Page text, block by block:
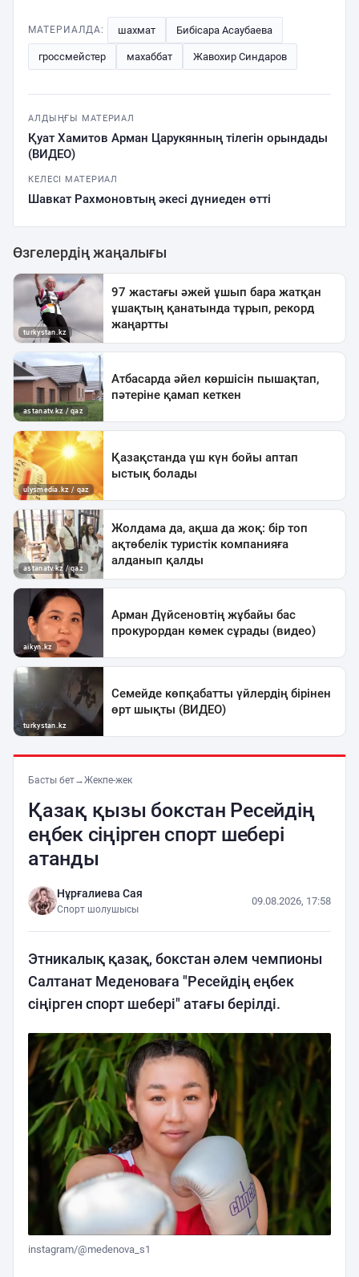
МАТЕРИАЛДА: шахмат Бибісара Асаубаева
гроссмейстер махаббат Жавохир Синдаров
АЛДЫҢҒЫ МАТЕРИАЛ
Қуат Хамитов Арман Царукянның тілегін орындады
(ВИДЕО)
КЕЛЕСІ МАТЕРИАЛ
Шавкат Рахмоновтың әкесі дүниеден өтті
Басты бет→Жекпе-жек
Қазақ қызы бокстан Ресейдің
еңбек сіңірген спорт шебері
атанды
Нұрғалиева Сая
Спорт шолушысы
09.08.2026, 17:58
Этникалық қазақ, бокстан әлем чемпионы
Салтанат Меденоваға "Ресейдің еңбек
сіңірген спорт шебері" атағы берілді.
instagram/@medenova_s1